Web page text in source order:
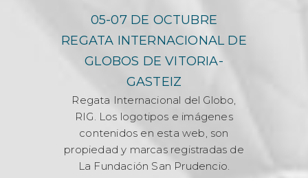
05-07 DE OCTUBRE
REGATA INTERNACIONAL DE
GLOBOS DE VITORIA-
GASTEIZ
Regata Internacional del Globo,
RIG. Los logotipos e imágenes
contenidos en esta web, son
propiedad y marcas registradas de
La Fundación San Prudencio.